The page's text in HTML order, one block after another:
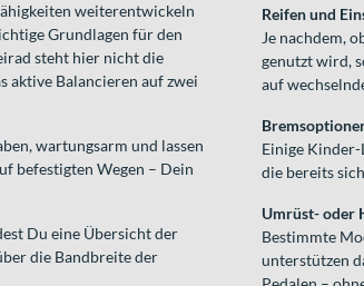
weiterentwickeln
Grundlagen für den
steht hier nicht die
aktive Balancieren auf zwei
wartungsarm und lassen
befestigten Wegen – Dein
Du eine Übersicht der
die Bandbreite der
Reifen und
Je nachdem,
genutzt wird,
auf
Einige
die bereits
Umrüst- oder
Bestimmte
unterstützen